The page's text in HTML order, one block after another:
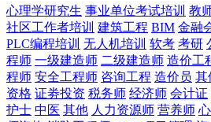
心理学研究生 事业单位考试培训 教
社区工作者培训 建筑工程 BIM 金融
PLC编程培训 无人机培训 软考 考研
程师 一级建造师 二级建造师 造价工
程师 安全工程师 咨询工程 造价员 其
资格 证劵投资 税务师 经济师 会计证
护士 中医 其他 人力资源师 营养师